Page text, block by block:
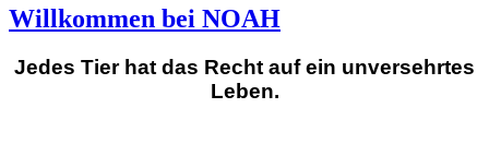
Willkommen bei NOAH
Jedes Tier hat das Recht auf ein unversehrtes
Leben.